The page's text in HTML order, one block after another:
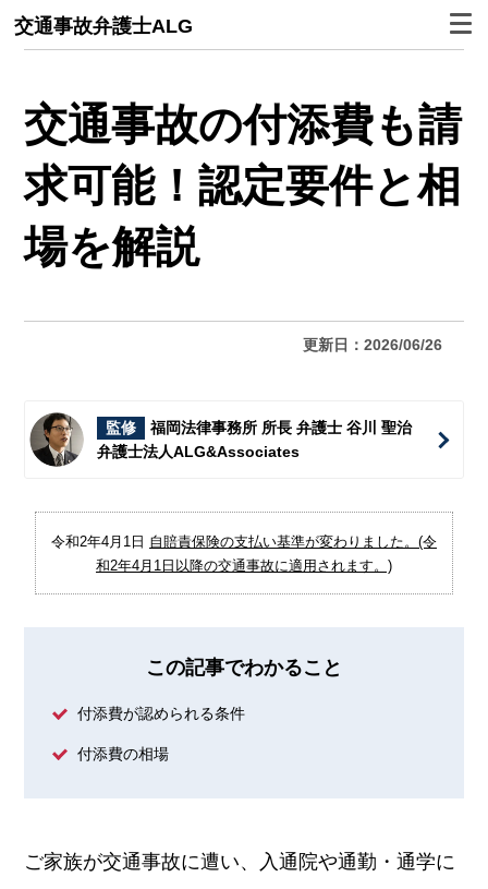
交通事故弁護士ALG
交通事故の付添費も請
求可能！認定要件と相
場を解説
更新日：2026/06/26
監修
福岡法律事務所 所長 弁護士 谷川 聖治
弁護士法人ALG&Associates
令和2年4月1日 自賠責保険の支払い基準が変わりました。(令
和2年4月1日以降の交通事故に適用されます。)
この記事でわかること
付添費が認められる条件
付添費の相場
ご家族が交通事故に遭い、入通院や通勤・通学に